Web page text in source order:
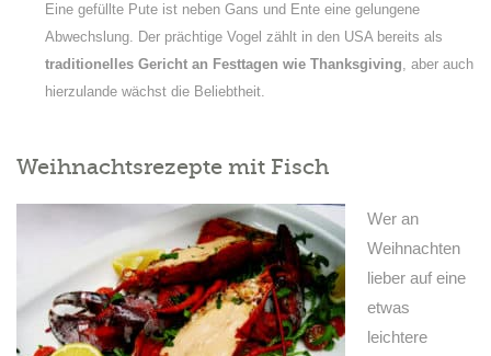
Eine gefüllte Pute ist neben Gans und Ente eine gelungene
Abwechslung. Der prächtige Vogel zählt in den USA bereits als
traditionelles Gericht an Festtagen wie Thanksgiving, aber auch
hierzulande wächst die Beliebtheit.
Weihnachtsrezepte mit Fisch
Wer an
Weihnachten
lieber auf eine
etwas
leichtere